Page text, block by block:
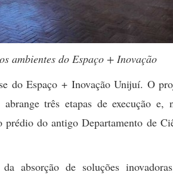
ambientes do Espaço + Inovação
do Espaço + Inovação Unijuí. O
três etapas de execução
do antigo Departamento de
absorção de soluções